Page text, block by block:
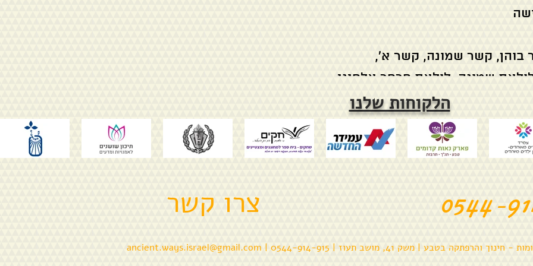
קשר שמונה, קשר א',
שמונה, לולאת פרפר אלפיני
דייגים, קשר פלמי (שמונה עוקב)
: קשר פרוסיק, קשר צרפתי/ספרדי
היידן, קשר מים
רצועה
הלקוחות שלנו
צרו קשר 0544-
בטבע | משק 41, מושב תעוז | 0544-914-915 | ancient.ways.israel@gmail.com